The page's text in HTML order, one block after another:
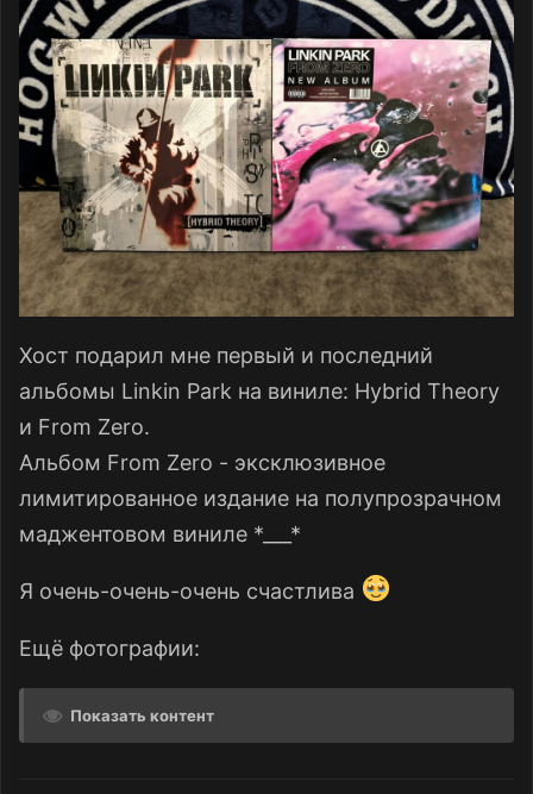
Хост подарил мне первый и последний
альбомы Linkin Park на виниле: Hybrid Theory
и From Zero.
Альбом From Zero - эксклюзивное
лимитированное издание на полупрозрачном
маджентовом виниле *___*
Я очень-очень-очень счастлива
Ещё фотографии:
Показать контент